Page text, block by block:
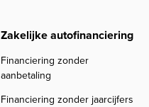
Zakelijke autofinanciering
Financiering zonder
aanbetaling
Financiering zonder jaarcijfers